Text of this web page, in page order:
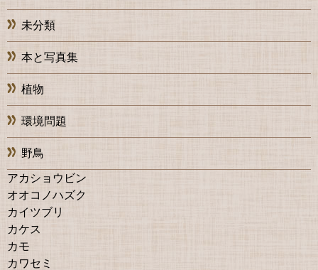
未分類
本と写真集
植物
環境問題
野鳥
アカショウビン
オオコノハズク
カイツブリ
カケス
カモ
カワセミ